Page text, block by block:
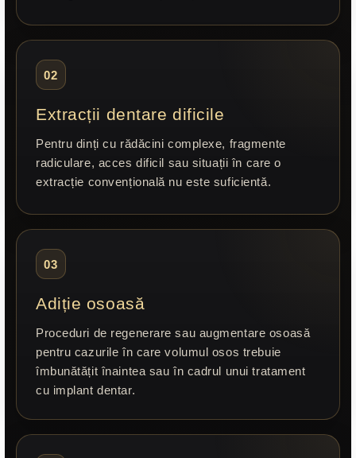
02
Extracții dentare dificile
Pentru dinți cu rădăcini complexe, fragmente
radiculare, acces dificil sau situații în care o
extracție convențională nu este suficientă.
03
Adiție osoasă
Proceduri de regenerare sau augmentare osoasă
pentru cazurile în care volumul osos trebuie
îmbunătățit înaintea sau în cadrul unui tratament
cu implant dentar.